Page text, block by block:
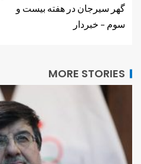
گهر سیرجان در هفته بیست و
سوم – خبردار
MORE STORIES